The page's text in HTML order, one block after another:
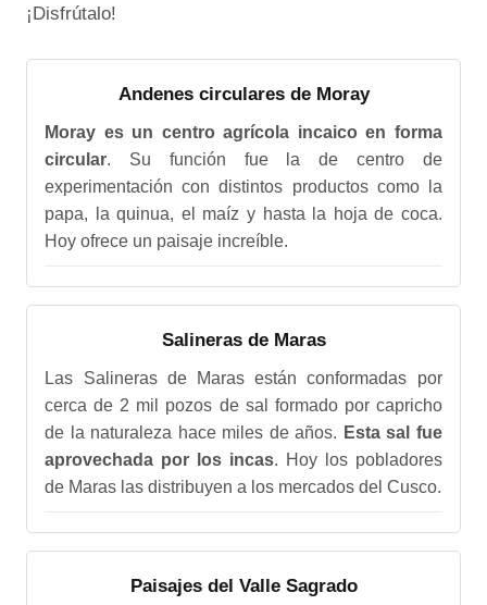
¡Disfrútalo!
Andenes circulares de Moray
Moray es un centro agrícola incaico en forma
circular. Su función fue la de centro de
experimentación con distintos productos como la
papa, la quinua, el maíz y hasta la hoja de coca.
Hoy ofrece un paisaje increíble.
Salineras de Maras
Las Salineras de Maras están conformadas por
cerca de 2 mil pozos de sal formado por capricho
de la naturaleza hace miles de años. Esta sal fue
aprovechada por los incas. Hoy los pobladores
de Maras las distribuyen a los mercados del Cusco.
Paisajes del Valle Sagrado